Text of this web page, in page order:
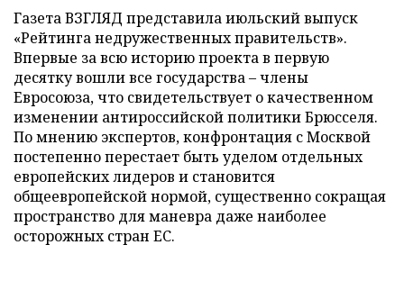
Газета ВЗГЛЯД представила июльский выпуск
«Рейтинга недружественных правительств».
Впервые за всю историю проекта в первую
десятку вошли все государства – члены
Евросоюза, что свидетельствует о качественном
изменении антироссийской политики Брюсселя.
По мнению экспертов, конфронтация с Москвой
постепенно перестает быть уделом отдельных
европейских лидеров и становится
общеевропейской нормой, существенно сокращая
пространство для маневра даже наиболее
осторожных стран ЕС.